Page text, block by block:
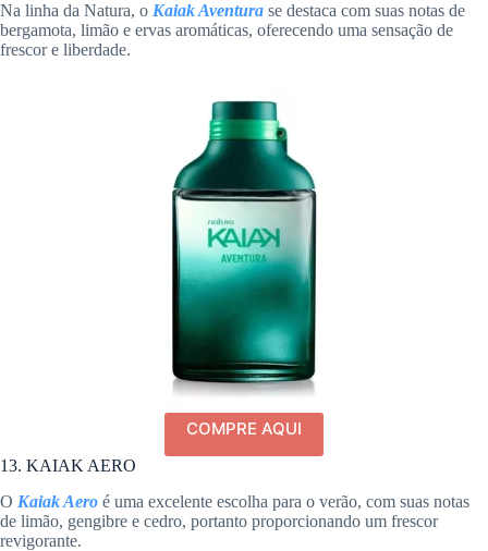
Na linha da Natura, o Kaiak Aventura se destaca com suas notas de
bergamota, limão e ervas aromáticas, oferecendo uma sensação de
frescor e liberdade.
COMPRE AQUI
13. KAIAK AERO
O Kaiak Aero é uma excelente escolha para o verão, com suas notas
de limão, gengibre e cedro, portanto proporcionando um frescor
revigorante.